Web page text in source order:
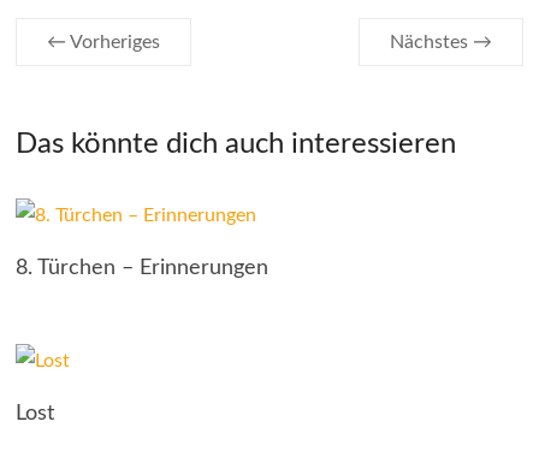
← Vorheriges Nächstes →
Das könnte dich auch interessieren
8. Türchen – Erinnerungen
Lost